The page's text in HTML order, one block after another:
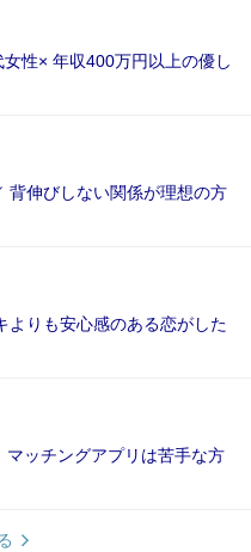
性× 年収400万円以上の優し
伸びしない関係が理想の方
よりも安心感のある恋がした
ッチングアプリは苦手な方